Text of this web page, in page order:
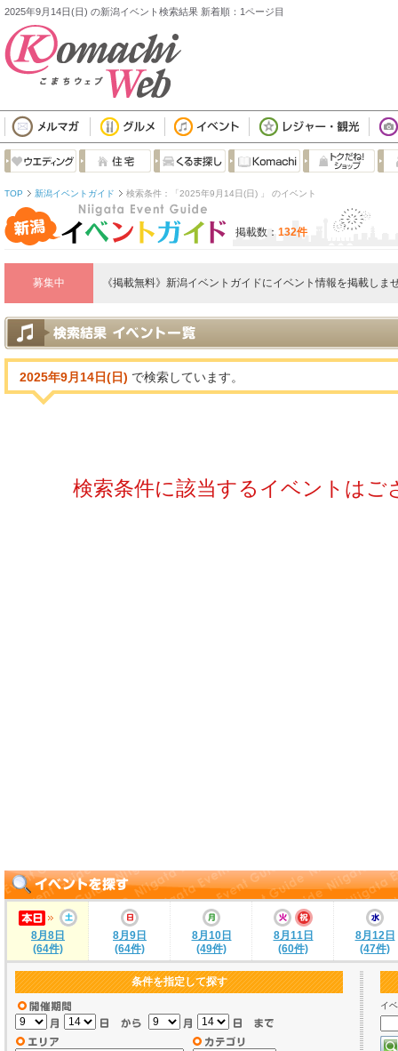
2025年9月14日(日) の新潟イベント検索結果 新着順：1ページ目
TOP 新潟イベントガイド 検索条件：「2025年9月14日(日) 」 のイベント
掲載数： 132件
募集中 《掲載無料》新潟イベントガイドにイベント情報を掲載しま
2025年9月14日(日) で検索しています。
検索条件に該当するイベントはご
8月8日
(64件)
8月9日
(64件)
8月10日
(49件)
8月11日
(60件)
8月12日
(47件)
条件を指定して探す
イ